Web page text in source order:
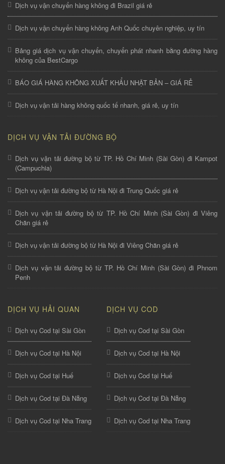
Dịch vụ vận chuyển hàng không đi Brazil giá rẻ
Dịch vụ vận chuyển hàng không Anh Quốc chuyên nghiệp, uy tín
Bảng giá dịch vụ vận chuyển, chuyển phát nhanh bằng đường hàng
không của BestCargo
BÁO GIÁ HÀNG KHÔNG XUẤT KHẨU NHẬT BẢN – GIÁ RẺ
Dịch vụ vận tải hàng không quốc tế nhanh, giá rẻ, uy tín
DỊCH VỤ VẬN TẢI ĐƯỜNG BỘ
Dịch vụ vận tải đường bộ từ TP. Hồ Chí Minh (Sài Gòn) đi Kampot
(Campuchia)
Dịch vụ vận tải đường bộ từ Hà Nội đi Trung Quốc giá rẻ
Dịch vụ vận tải đường bộ từ TP. Hồ Chí Minh (Sài Gòn) đi Viêng
Chăn giá rẻ
Dịch vụ vận tải đường bộ từ Hà Nội đi Viêng Chăn giá rẻ
Dịch vụ vận tải đường bộ từ TP. Hồ Chí Minh (Sài Gòn) đi Phnom
Penh
DỊCH VỤ HẢI QUAN
Dịch vụ Cod tại Sài Gòn
Dịch vụ Cod tại Hà Nội
Dịch vụ Cod tại Huế
Dịch vụ Cod tại Đà Nẵng
Dịch vụ Cod tại Nha Trang
DỊCH VỤ COD
Dịch vụ Cod tại Sài Gòn
Dịch vụ Cod tại Hà Nội
Dịch vụ Cod tại Huế
Dịch vụ Cod tại Đà Nẵng
Dịch vụ Cod tại Nha Trang